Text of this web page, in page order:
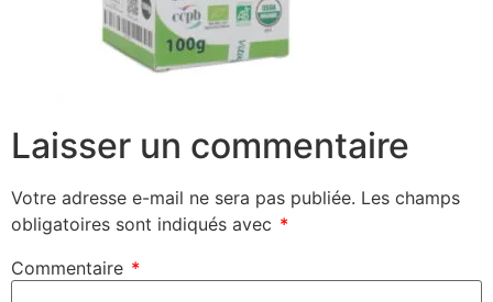
Laisser un commentaire
Votre adresse e-mail ne sera pas publiée. Les champs
obligatoires sont indiqués avec *
Commentaire *